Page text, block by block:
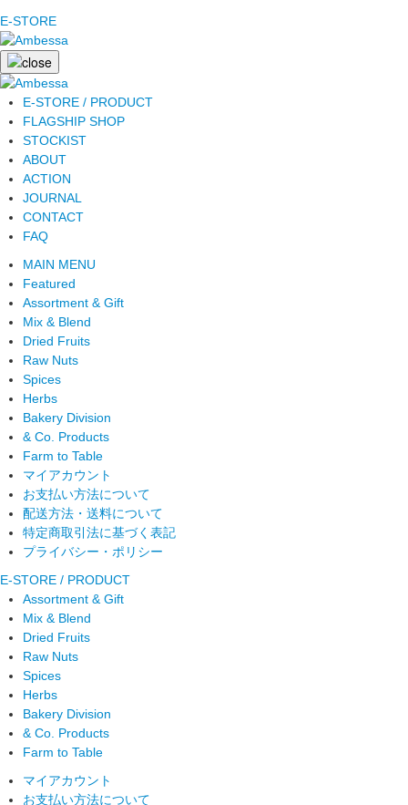
E-STORE
E-STORE / PRODUCT
FLAGSHIP SHOP
STOCKIST
ABOUT
ACTION
JOURNAL
CONTACT
FAQ
MAIN MENU
Featured
Assortment & Gift
Mix & Blend
Dried Fruits
Raw Nuts
Spices
Herbs
Bakery Division
& Co. Products
Farm to Table
マイアカウント
お支払い方法について
配送方法・送料について
特定商取引法に基づく表記
プライバシー・ポリシー
E-STORE / PRODUCT
Assortment & Gift
Mix & Blend
Dried Fruits
Raw Nuts
Spices
Herbs
Bakery Division
& Co. Products
Farm to Table
マイアカウント
お支払い方法について